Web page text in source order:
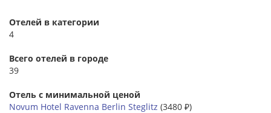
Отелей в категории
4
Всего отелей в городе
39
Отель с минимальной ценой
Novum Hotel Ravenna Berlin Steglitz (3480 ₽)